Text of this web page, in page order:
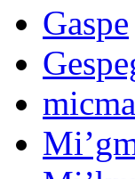
Gaspe